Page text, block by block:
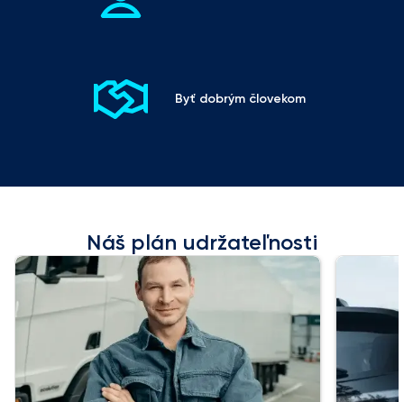
Byť dobrým človekom
Náš plán udržateľnosti